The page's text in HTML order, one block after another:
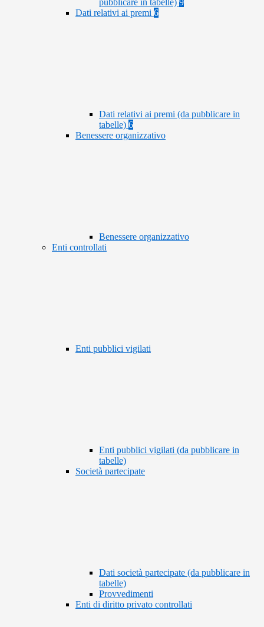
pubblicare in tabelle) 9
Dati relativi ai premi 6
Dati relativi ai premi (da pubblicare in
tabelle) 6
Benessere organizzativo
Benessere organizzativo
Enti controllati
Enti pubblici vigilati
Enti pubblici vigilati (da pubblicare in
tabelle)
Società partecipate
Dati società partecipate (da pubblicare in
tabelle)
Provvedimenti
Enti di diritto privato controllati